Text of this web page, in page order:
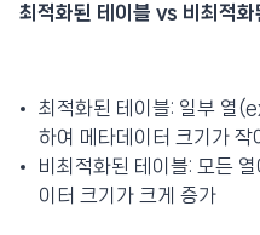
최적화된 테이블 vs 비최적화
최적화된 테이블: 일부 열
하여 메타데이터 크기가 작
비최적화된 테이블: 모든
이터 크기가 크게 증가